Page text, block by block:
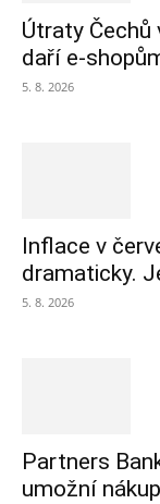
Útraty
daří e-
5. 8. 2026
Inflace v
dramaticky.
5. 8. 2026
Partners
umožní